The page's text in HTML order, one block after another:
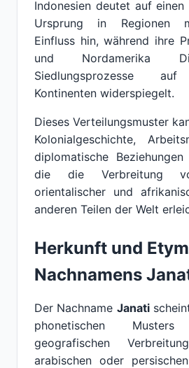
Indonesien deutet auf einen
Ursprung in Regionen
Einfluss hin, während ihre
und Nordamerika
Siedlungsprozesse auf
Kontinenten widerspiegelt.
Dieses Verteilungsmuster
Kolonialgeschichte,
diplomatische
die die Verbreitung
orientalischer und
anderen Teilen der Welt
Herkunft und
Nachnamens
Der Nachname Janati
phonetischen
geografischen
arabischen oder